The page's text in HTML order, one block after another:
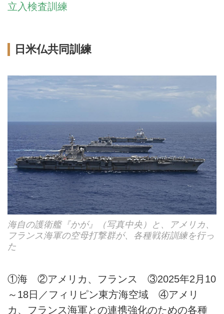
立入検査訓練
日米仏共同訓練
海自の護衛艦『かが』（写真中央）と、アメリカ、
フランス海軍の空母打撃群が、各種戦術訓練を行っ
た
①海 ②アメリカ、フランス ③2025年2月10
～18日／フィリピン東方海空域 ④アメリ
カ、フランス海軍との連携強化のための各種